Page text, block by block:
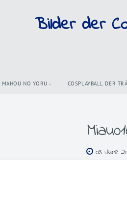
Bilder der
MAHOU NO YORU COSPLAYBALL DER
03 June